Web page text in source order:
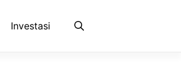
Investasi